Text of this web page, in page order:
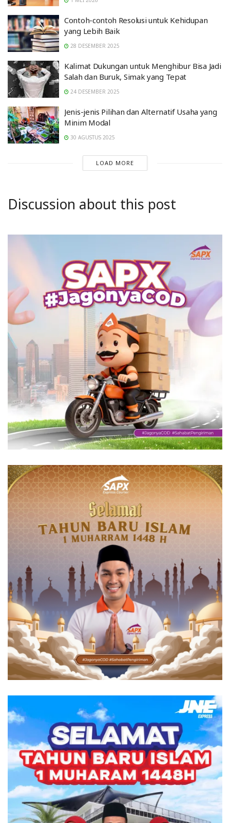
Contoh-contoh Resolusi untuk Kehidupan
yang Lebih Baik
28 DESEMBER 2025
Kalimat Dukungan untuk Menghibur Bisa Jadi
Salah dan Buruk, Simak yang Tepat
24 DESEMBER 2025
Jenis-jenis Pilihan dan Alternatif Usaha yang
Minim Modal
30 AGUSTUS 2025
LOAD MORE
Discussion about this post